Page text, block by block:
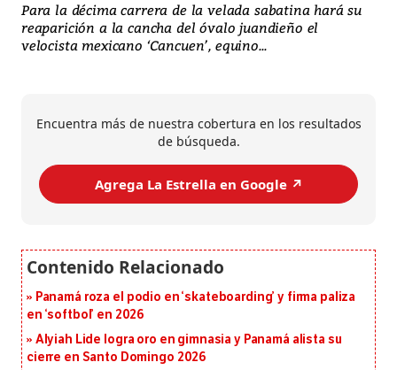
Para la décima carrera de la velada sabatina hará su
reaparición a la cancha del óvalo juandieño el
velocista mexicano ‘Cancuen’, equino...
Encuentra más de nuestra cobertura en los resultados
de búsqueda.
Agrega La Estrella en Google ↗️
Panamá roza el podio en ‘skateboarding’ y firma paliza
en ‘softbol’ en 2026
Alyiah Lide logra oro en gimnasia y Panamá alista su
cierre en Santo Domingo 2026